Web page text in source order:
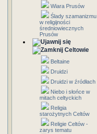
Wiara Prusów
Ślady szamanizmu
w religijności
średniowiecznych
Prusów
Celtowie
Beltaine
Druidzi
Druidzi w źródłach
Niebo i słońce w
mitach celtyckich
Religia
starożytnych Celtów
Religie Celtów -
zarys tematu